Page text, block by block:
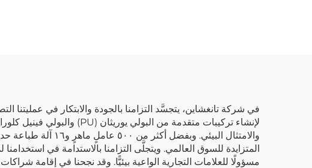
في شركة تانغشاين، يتجسَّد التزامنا بالجودة والابتكار في عمليتنا
مسؤولًا للعلامات التجارية الواعية بيئيًّا. وقد نجحنا في إقامة